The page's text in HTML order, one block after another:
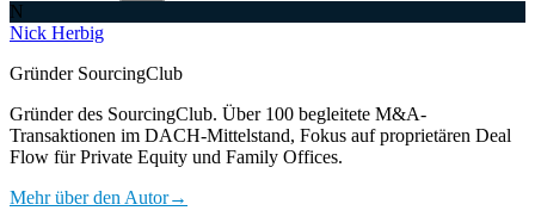
N
Nick Herbig
Gründer SourcingClub
Gründer des SourcingClub. Über 100 begleitete M&A-
Transaktionen im DACH-Mittelstand, Fokus auf proprietären Deal
Flow für Private Equity und Family Offices.
Mehr über den Autor→